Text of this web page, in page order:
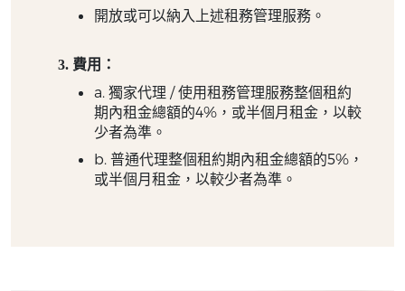
開放或可以納入上述租務管理服務。
費用：
a. 獨家代理 / 使用租務管理服務整個租約
期內租金總額的4%，或半個月租金，以較
少者為準。
b. 普通代理整個租約期內租金總額的5%，
或半個月租金，以較少者為準。